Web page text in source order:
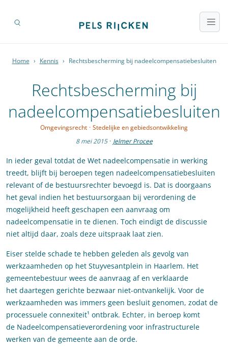
Home › Kennis › Rechtsbescherming bij nadeelcompensatiebesluiten
Rechtsbescherming bij
nadeelcompensatiebesluiten
Omgevingsrecht · Stedelijke en gebiedsontwikkeling
8 mei 2015 · Jelmer Procee
In ieder geval totdat de Wet nadeelcompensatie in werking
treedt, blijft bij beroepen tegen nadeelcompensatiebesluiten
relevant of de bestuursrechter bevoegd is. Dat is doorgaans
het geval indien het bestuursorgaan bij verordening de
mogelijkheid heeft geschapen een aanvraag om
nadeelcompensatie in te dienen. Toch eindigt de discussie
niet altijd daar, zoals deze uitspraak laat zien.
Eiser stelde schade te hebben geleden als gevolg van
werkzaamheden op het Stuyvesantplein in Haarlem. Het
gemeentebestuur wees de aanvraag af en verklaarde
het daartegen gerichte bezwaar niet-ontvankelijk. Voor de
werkzaamheden was immers geen besluit genomen, zodat de
processuele connexiteit¹ ontbrak. Echter, in beroep komt
de Nadeelcompensatieverordening voor infrastructurele
werken van de gemeente aan de orde.